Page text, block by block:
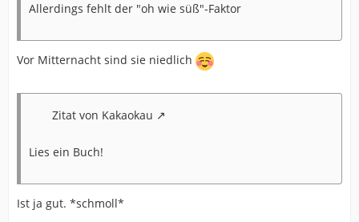
Allerdings fehlt der "oh wie süß"-Faktor
Vor Mitternacht sind sie niedlich
Zitat von Kakaokau
Lies ein Buch!
Ist ja gut. *schmoll*